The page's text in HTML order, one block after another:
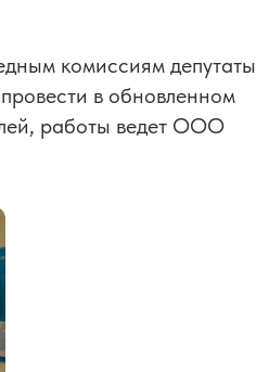
комиссиям депутаты
в обновленном
работы ведет ООО